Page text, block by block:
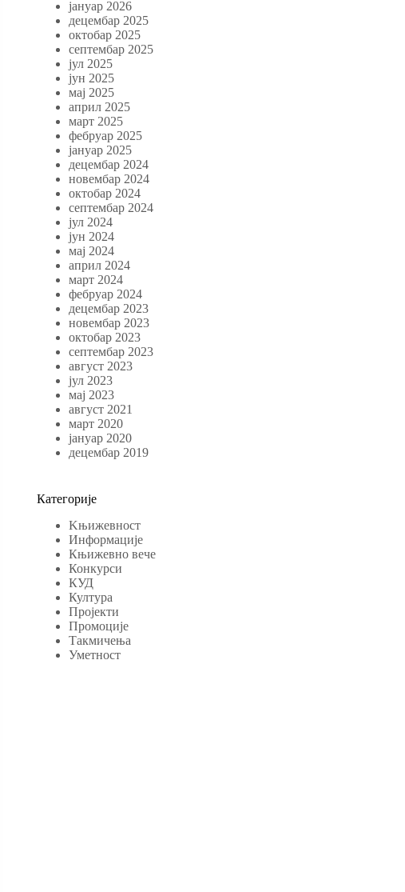
јануар 2026
децембар 2025
октобар 2025
септембар 2025
јул 2025
јун 2025
мај 2025
април 2025
март 2025
фебруар 2025
јануар 2025
децембар 2024
новембар 2024
октобар 2024
септембар 2024
јул 2024
јун 2024
мај 2024
април 2024
март 2024
фебруар 2024
децембар 2023
новембар 2023
октобар 2023
септембар 2023
август 2023
јул 2023
мај 2023
август 2021
март 2020
јануар 2020
децембар 2019
Категорије
Kњижевност
Информације
Књижевно вече
Конкурси
КУД
Култура
Пројекти
Промоције
Такмичења
Уметност